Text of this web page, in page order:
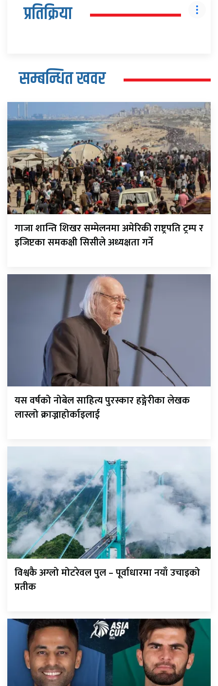
प्रतिक्रिया
सम्बन्धित खवर
गाजा शान्ति शिखर सम्मेलनमा अमेरिकी राष्ट्रपति ट्रम्प र
इजिप्टका समकक्षी सिसीले अध्यक्षता गर्ने
यस वर्षको नोबेल साहित्य पुरस्कार हङ्गेरीका लेखक
लास्लो क्राज्नाहोर्काइलाई
विश्वकै अग्लो मोटरेवल पुल – पूर्वाधारमा नयाँ उचाइको
प्रतीक